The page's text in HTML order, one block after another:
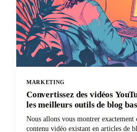
MARKETING
Convertissez des vidéos
les meilleurs outils de blog
Nous allons vous montrer
contenu vidéo existant en articles de